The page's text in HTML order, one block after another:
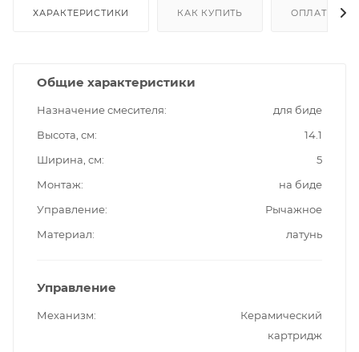
ХАРАКТЕРИСТИКИ КАК КУПИТЬ ОПЛАТА
Общие характеристики
Назначение смесителя
для биде
Высота, см
14.1
Ширина, см
5
Монтаж
на биде
Управление
Рычажное
Материал
латунь
Управление
Механизм
Керамический
картридж